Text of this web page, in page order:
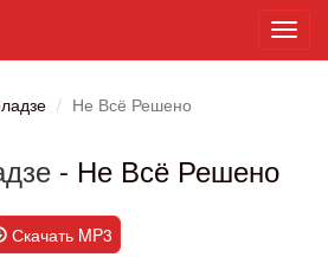
Не Всё Решено
- Не Всё Решено
Скачать MP3